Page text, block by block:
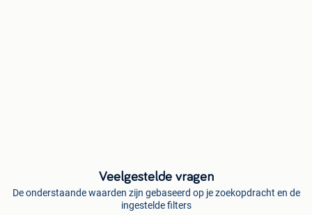
Veelgestelde vragen
De onderstaande waarden zijn gebaseerd op je zoekopdracht en de
ingestelde filters